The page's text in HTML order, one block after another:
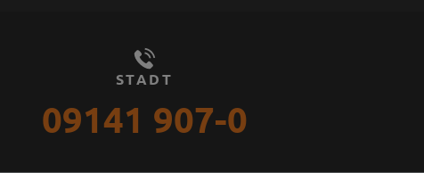
STADT
09141 907-0